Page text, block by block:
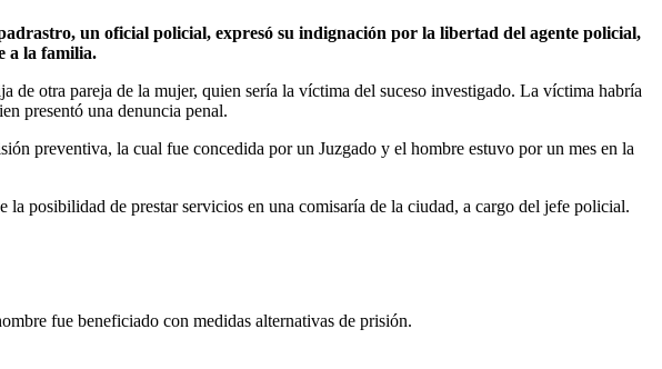
a la familia.
de otra pareja de la mujer, quien sería la víctima del suceso investigado. La víctima habría
presentó una denuncia penal.
preventiva, la cual fue concedida por un Juzgado y el hombre estuvo por un mes en la
posibilidad de prestar servicios en una comisaría de la ciudad, a cargo del jefe policial.
fue beneficiado con medidas alternativas de prisión.